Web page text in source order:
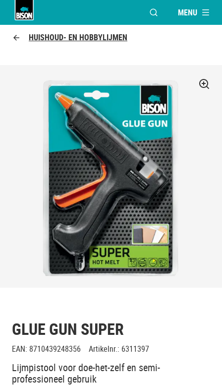
VENSTER OPENEN
MENU
HUISHOUD- EN HOBBYLIJMEN
GLUE GUN SUPER
EAN: 8710439248356 Artikelnr.: 6311397
Lijmpistool voor doe-het-zelf en semi-
professioneel gebruik